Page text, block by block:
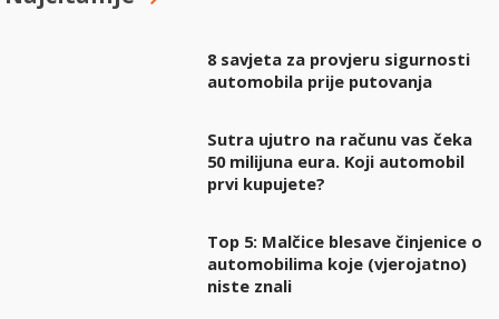
8 savjeta za provjeru sigurnosti
automobila prije putovanja
Sutra ujutro na računu vas čeka
50 milijuna eura. Koji automobil
prvi kupujete?
Top 5: Malčice blesave činjenice o
automobilima koje (vjerojatno)
niste znali